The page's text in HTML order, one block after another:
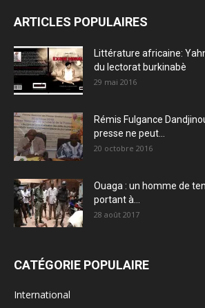
ARTICLES POPULAIRES
Littérature africaine:
du lectorat burkinabè
29 mai 2016
Rémis Fulgance
presse ne peut...
20 octobre 2016
Ouaga : un homme de
portant à...
28 août 2017
CATÉGORIE POPULAIRE
International